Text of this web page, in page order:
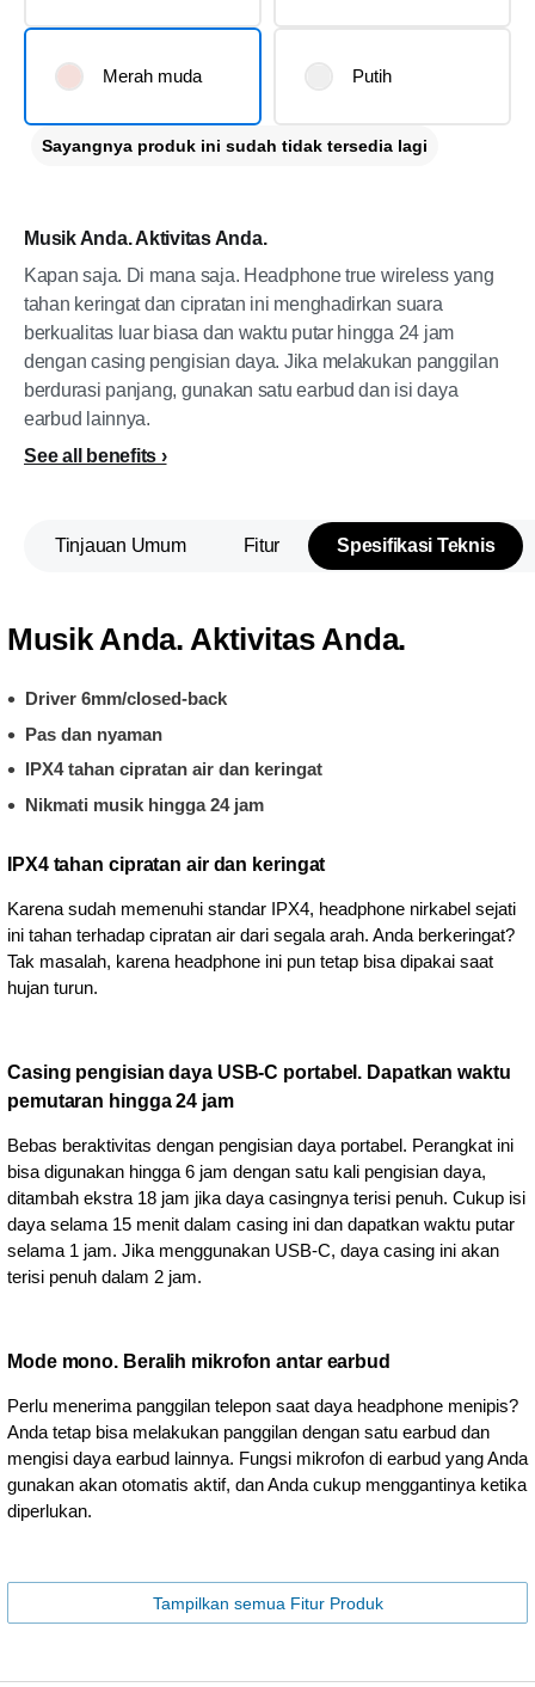
Musik Anda. Aktivitas Anda.
Kapan saja. Di mana saja. Headphone true wireless yang
tahan keringat dan cipratan ini menghadirkan suara
berkualitas luar biasa dan waktu putar hingga 24 jam
dengan casing pengisian daya. Jika melakukan panggilan
berdurasi panjang, gunakan satu earbud dan isi daya
earbud lainnya.
See all benefits
Merah muda Putih
Sayangnya produk ini sudah tidak tersedia lagi
Tinjauan Umum Fitur Spesifikasi Teknis
Musik Anda. Aktivitas Anda.
Driver 6mm/closed-back
Pas dan nyaman
IPX4 tahan cipratan air dan keringat
Nikmati musik hingga 24 jam
IPX4 tahan cipratan air dan keringat
Karena sudah memenuhi standar IPX4, headphone nirkabel sejati
ini tahan terhadap cipratan air dari segala arah. Anda berkeringat?
Tak masalah, karena headphone ini pun tetap bisa dipakai saat
hujan turun.
Casing pengisian daya USB-C portabel. Dapatkan waktu
pemutaran hingga 24 jam
Bebas beraktivitas dengan pengisian daya portabel. Perangkat ini
bisa digunakan hingga 6 jam dengan satu kali pengisian daya,
ditambah ekstra 18 jam jika daya casingnya terisi penuh. Cukup isi
daya selama 15 menit dalam casing ini dan dapatkan waktu putar
selama 1 jam. Jika menggunakan USB-C, daya casing ini akan
terisi penuh dalam 2 jam.
Mode mono. Beralih mikrofon antar earbud
Perlu menerima panggilan telepon saat daya headphone menipis?
Anda tetap bisa melakukan panggilan dengan satu earbud dan
mengisi daya earbud lainnya. Fungsi mikrofon di earbud yang Anda
gunakan akan otomatis aktif, dan Anda cukup menggantinya ketika
diperlukan.
Tampilkan semua Fitur Produk